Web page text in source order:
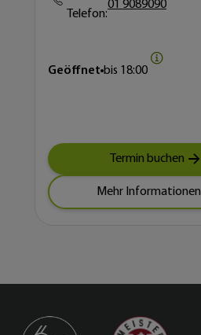
Telefon:
01 9089090
Geöffnet bis 18:00
Termin buchen
Mehr Informationen